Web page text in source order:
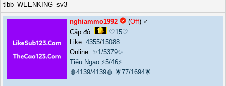
tlbb_WEENKING_sv3
nghiammo1992 (Off) ♂️
Cấp độ:
♡15♡
Like: 4355/15088
Online: ✨1/5379✨
Tiếu Ngạo ⚡5/46⚡
🩸4139/4139🩸 🌟77/1694🌟